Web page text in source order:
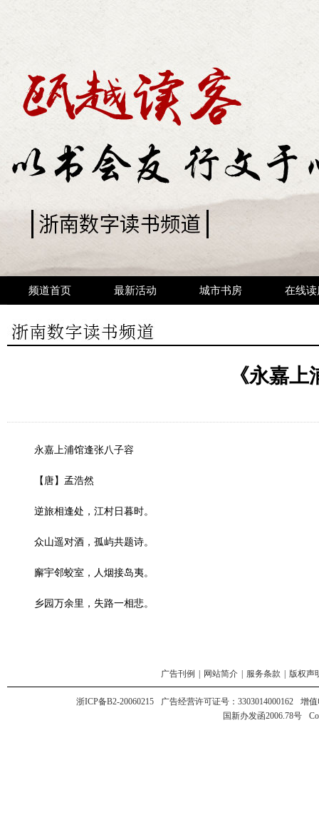
频道首页 最新活动 城市书房 在线读
《永嘉
永嘉上浦馆逢张八子容
【唐】孟浩然
逆旅相逢处，江村日暮时。
众山遥对酒，孤屿共题诗。
廨宇邻蛟室，人烟接岛夷。
乡园万余里，失路一相悲。
广告刊例 网站简介 服务条款 版权声
浙ICP备B2-20060215 广告经营许可证号：3303014000162
增
国新办发函2006.78号